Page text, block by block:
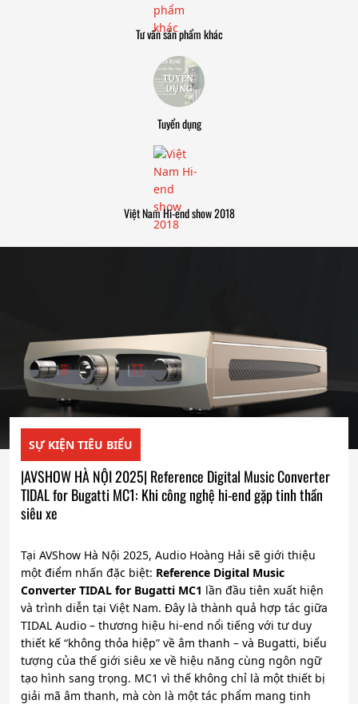
Tư vấn sản phẩm khác
Tuyển dụng
Việt Nam Hi-end show 2018
SỰ KIỆN TIÊU BIỂU
|AVSHOW HÀ NỘI 2025| Reference Digital Music Converter
TIDAL for Bugatti MC1: Khi công nghệ hi-end gặp tinh thần
siêu xe
Tại AVShow Hà Nội 2025, Audio Hoàng Hải sẽ giới thiệu
một điểm nhấn đặc biệt: Reference Digital Music
Converter TIDAL for Bugatti MC1 lần đầu tiên xuất hiện
và trình diễn tại Việt Nam. Đây là thành quả hợp tác giữa
TIDAL Audio – thương hiệu hi-end nổi tiếng với tư duy
thiết kế “không thỏa hiệp” về âm thanh – và Bugatti, biểu
tượng của thế giới siêu xe về hiệu năng cùng ngôn ngữ
tạo hình sang trọng. MC1 vì thế không chỉ là một thiết bị
giải mã âm thanh, mà còn là một tác phẩm mang tinh